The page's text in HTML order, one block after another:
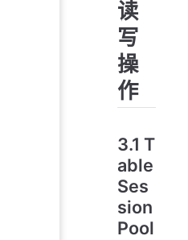
读
写
操
作
3.1 T
able
Ses
sion
Pool